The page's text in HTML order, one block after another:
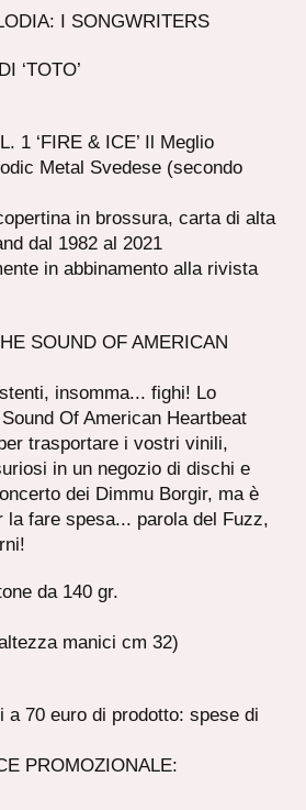
I SONGWRITERS
‘TOTO’
1 ‘FIRE & ICE’ Il Meglio
Metal Svedese (secondo
in brossura, carta di alta
dal 1982 al 2021
in abbinamento alla rivista
SOUND OF AMERICAN
insomma... fighi! Lo
Of American Heartbeat
trasportare i vostri vinili,
in un negozio di dischi e
dei Dimmu Borgir, ma è
la fare spesa... parola del Fuzz,
da 140 gr.
manici cm 32)
a 70 euro di prodotto: spese di
PROMOZIONALE: